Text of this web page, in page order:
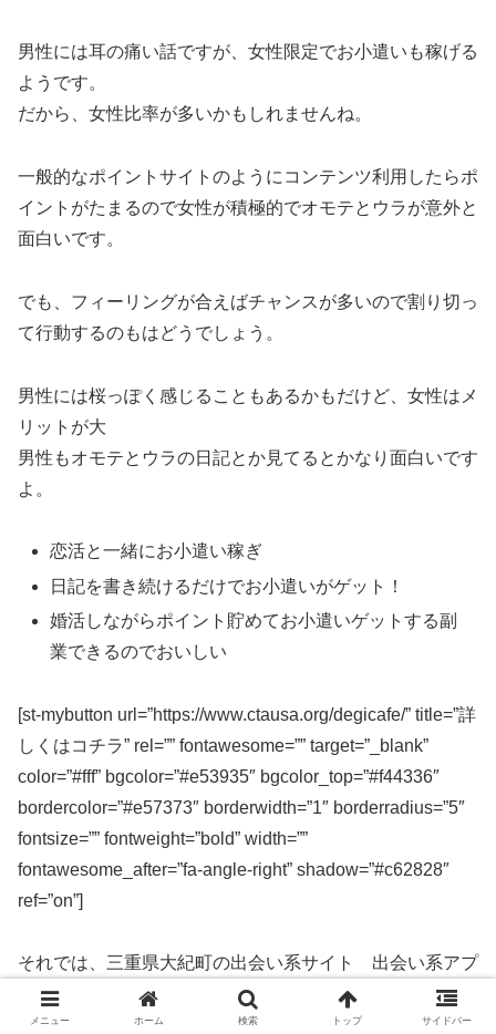
男性には耳の痛い話ですが、女性限定でお小遣いも稼げる
ようです。
だから、女性比率が多いかもしれませんね。
一般的なポイントサイトのようにコンテンツ利用したらポ
イントがたまるので女性が積極的でオモテとウラが意外と
面白いです。
でも、フィーリングが合えばチャンスが多いので割り切っ
て行動するのもはどうでしょう。
男性には桜っぽく感じることもあるかもだけど、女性はメ
リットが大
男性もオモテとウラの日記とか見てるとかなり面白いです
よ。
恋活と一緒にお小遣い稼ぎ
日記を書き続けるだけでお小遣いがゲット！
婚活しながらポイント貯めてお小遣いゲットする副
業できるのでおいしい
[st-mybutton url=”https://www.ctausa.org/degicafe/” title=”詳
しくはコチラ” rel=”” fontawesome=”” target=”_blank”
color=”#fff” bgcolor=”#e53935″ bgcolor_top=”#f44336″
bordercolor=”#e57373″ borderwidth=”1″ borderradius=”5″
fontsize=”” fontweight=”bold” width=””
fontawesome_after=”fa-angle-right” shadow=”#c62828″
ref=”on”]
それでは、三重県大紀町の出会い系サイト 出会い系アプ
リを実際に使ってみた感想などを解説します。
メニュー ホーム 検索 トップ サイドバー